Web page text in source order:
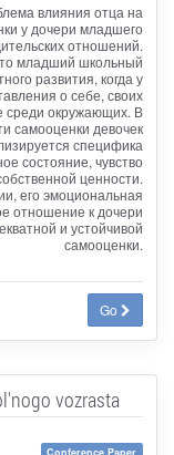
влияния отца на
у дочери младшего
отношений.
младший школьный
развития, когда у
о себе, своих
среди окружающих. В
самооценки девочек
специфика
состояние, чувство
ценности.
его эмоциональная
отношение к дочери
и устойчивой
самооценки.
Go
vozrasta
Conference Paper